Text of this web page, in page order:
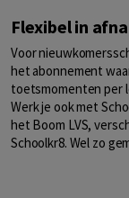
Flexibel in
Voor
het abonnement
toetsmomenten per
Werk je ook met
het Boom LVS,
Schoolkr8. Wel zo